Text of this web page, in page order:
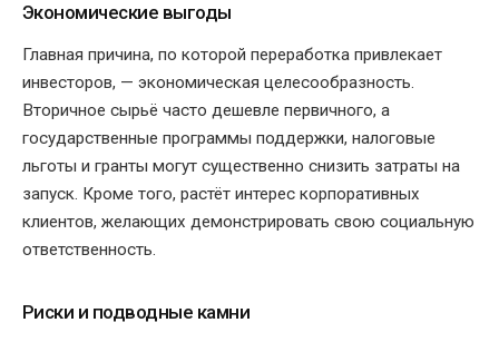
Экономические выгоды
Главная причина, по которой переработка привлекает
инвесторов, — экономическая целесообразность.
Вторичное сырьё часто дешевле первичного, а
государственные программы поддержки, налоговые
льготы и гранты могут существенно снизить затраты на
запуск. Кроме того, растёт интерес корпоративных
клиентов, желающих демонстрировать свою социальную
ответственность.
Риски и подводные камни